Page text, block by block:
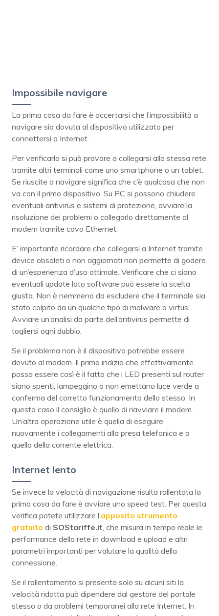
Impossibile navigare
La prima cosa da fare è accertarsi che l’impossibilità a
navigare sia dovuta al dispositivo utilizzato per
connettersi a Internet.
Per verificarlo si può provare a collegarsi alla stessa rete
tramite altri terminali come uno smartphone o un tablet.
Se riuscite a navigare significa che c’è qualcosa che non
va con il primo dispositivo. Su PC si possono chiudere
eventuali antivirus e sistemi di protezione, avviare la
risoluzione dei problemi o collegarlo direttamente al
modem tramite cavo Ethernet.
E’ importante ricordare che collegarsi a Internet tramite
device obsoleti o non aggiornati non permette di godere
di un’esperienza d’uso ottimale. Verificare che ci siano
eventuali update lato software può essere la scelta
giusta. Non è nemmeno da escludere che il terminale sia
stato colpito da un qualche tipo di malware o virtus.
Avviare un’analisi da parte dell’antivirus permette di
togliersi ogni dubbio.
Se il problema non è il dispositivo potrebbe essere
dovuto al modem. Il primo indizio che effettivamente
possa essere così è il fatto che i LED presenti sul router
siano spenti, lampeggino o non emettano luce verde a
conferma del corretto funzionamento dello stesso. In
questo caso il consiglio è quello di riavviare il modem.
Un’altra operazione utile è quella di eseguire
nuovamente i collegamenti alla presa telefonica e a
quella della corrente elettrica.
Internet lento
Se invece la velocità di navigazione risulta rallentata la
prima cosa da fare è avviare uno speed test. Per questa
verifica potete utilizzare l’apposito strumento
gratuito di SOStariffe.it, che misura in tempo reale le
performance della rete in download e upload e altri
parametri importanti per valutare la qualità della
connessione.
Se il rallentamento si presenta solo su alcuni siti la
velocità ridotta può dipendere dal gestore del portale
stesso o da problemi temporanei alla rete Internet. In